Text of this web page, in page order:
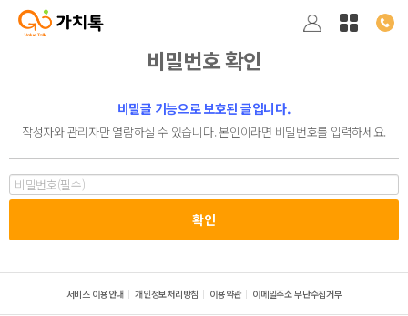
비밀번호 확인
비밀글 기능으로 보호된 글입니다.
작성자와 관리자만 열람하실 수 있습니다. 본인이라면 비밀번호를 입력하세요.
서비스 이용안내 개인정보처리방침 이용약관 이메일주소 무단수집거부